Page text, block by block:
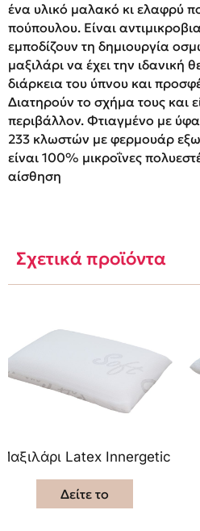
ένα υλικό μαλακό κι ελαφρύ
πούπουλου. Είναι
εμποδίζουν τη δημιουργία
μαξιλάρι να έχει την ιδανική
διάρκεια του ύπνου και
Διατηρούν το σχήμα τους και
περιβάλλον. Φτιαγμένο με
233 κλωστών με φερμουάρ
είναι 100% μικροΐνες
αίσθηση
Σχετικά προϊόντα
Latex Innergetic
Δείτε το